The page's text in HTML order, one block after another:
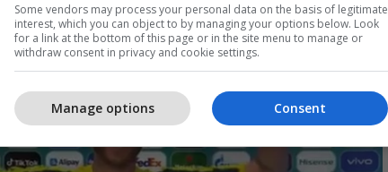
lojtarët dhe trajnerët janë në të njëjtën linjë sa
të gazuara, energjike apo alkoolike.
Some vendors may process your personal data on the basis of legitimate
interest, which you can object to by managing your options below. Look
for a link at the bottom of this page or in the site menu to manage or
withdraw consent in privacy and cookie settings.
Consent
Manage options